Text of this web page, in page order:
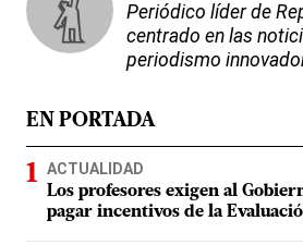
Periódico líder de
centrado en las
periodismo
EN PORTADA
ACTUALIDAD
Los profesores exigen al
pagar incentivos de la